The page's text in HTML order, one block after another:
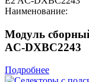
Наименование:
Модуль
AC-DXBC2243
Подробнее